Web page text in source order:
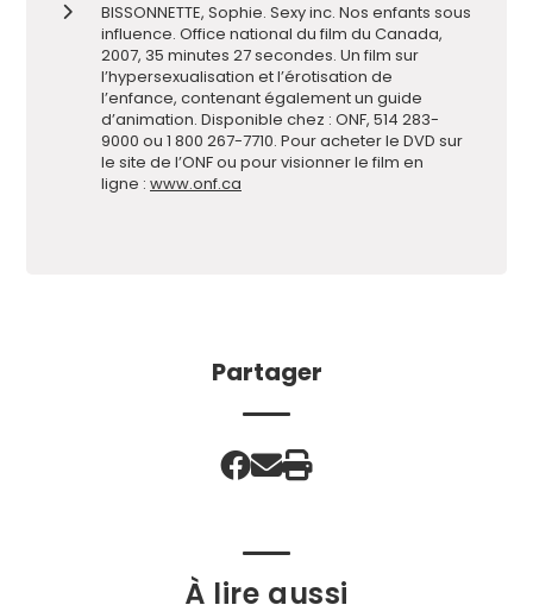
BISSONNETTE, Sophie. Sexy inc. Nos enfants sous
influence. Office national du film du Canada,
2007, 35 minutes 27 secondes. Un film sur
l’hypersexualisation et l’érotisation de
l’enfance, contenant également un guide
d’animation. Disponible chez : ONF, 514 283-
9000 ou 1 800 267-7710. Pour acheter le DVD sur
le site de l’ONF ou pour visionner le film en
ligne : www.onf.ca
Partager
À lire aussi